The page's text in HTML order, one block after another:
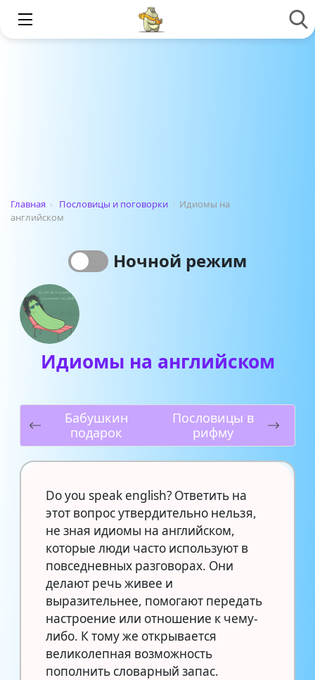
Главная › Пословицы и поговорки › Идиомы на
английском
Ночной режим
Идиомы на английском
Бабушкин
подарок
Пословицы в
рифму
Do you speak english? Ответить на
этот вопрос утвердительно нельзя,
не зная идиомы на английском,
которые люди часто используют в
повседневных разговорах. Они
делают речь живее и
выразительнее, помогают передать
настроение или отношение к чему-
либо. К тому же открывается
великолепная возможность
пополнить словарный запас.